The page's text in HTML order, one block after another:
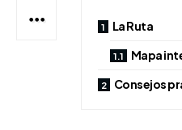
La Ruta
Mapa
Consejos